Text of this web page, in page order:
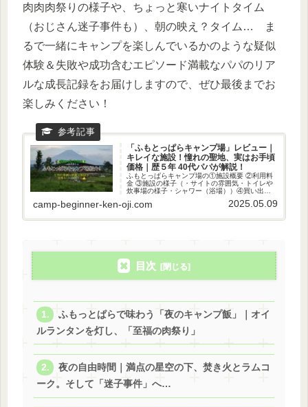
肉肉肉祭りの様子や、ちょっと寒いナイトタイム
（おじさん迷子事件も）、朝の映え？タイム… ま
るで一緒にキャンプを楽しんでいるかのような疑似
体験＆失敗や成功含むエピソード満載なパパのリア
ルな成長記録をお届けしますので、ぜひ最後までお
楽しみください！
「ふもとっぱらキャンプ場」レビュー｜
キレイな施設！憧れの聖地、実はお手頃
価格｜歴５年 40代パパが解説！
ふもとっぱらキャンプ場の①施設概要 ②利用料
金 ③施設の様子（・サイトの雰囲気・トイレや
炊事場の様子・シャワー（浴場））④買い出し
情報等を、私の感想も添えつつ紹介していきま
camp-beginner-ken-oji.com 2025.05.09
目次
ふもっとぱらで味わう「夜のキャンプ飯」｜オイ
ルランタンを灯し、「至福の肉祭り」
夜の自由時間｜満点の星空の下、焚き火とラムコ
ーク。そして「迷子事件」へ…